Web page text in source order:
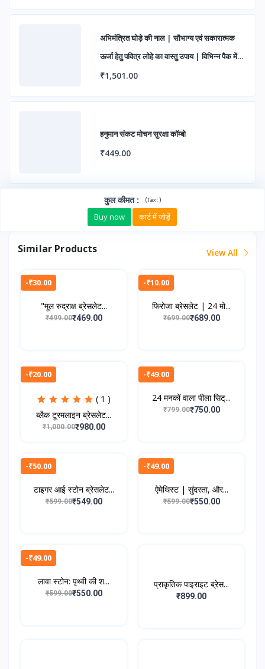
अभिमंत्रित घोड़े की नाल | सौभाग्य एवं सकारात्मक
ऊर्जा हेतु पवित्र लोहे का वास्तु उपाय | विभिन्न पैक में
उपलब्ध
₹1,501.00
हनुमान संकट मोचन सुरक्षा कॉम्बो
₹449.00
कुल कीमत: (Tax :)
Buy now कार्ट में जोड़ें
Similar Products View All
-₹30.00
"मूल रुद्राक्ष ब्रेसलेट...
₹499.00₹469.00
-₹10.00
फिरोजा ब्रेसलेट | 24 मो...
₹699.00₹689.00
-₹20.00
( 1 )
ब्लैक टूरमलाइन ब्रेसलेट...
₹1,000.00₹980.00
-₹49.00
24 मनकों वाला पीला सिट्...
₹799.00₹750.00
-₹50.00
टाइगर आई स्टोन ब्रेसलेट...
₹599.00₹549.00
-₹49.00
ऐमेथिस्ट | सुंदरता, और...
₹599.00₹550.00
-₹49.00
लावा स्टोन: पृथ्वी की श...
₹599.00₹550.00
प्राकृतिक पाइराइट ब्रेस...
₹899.00